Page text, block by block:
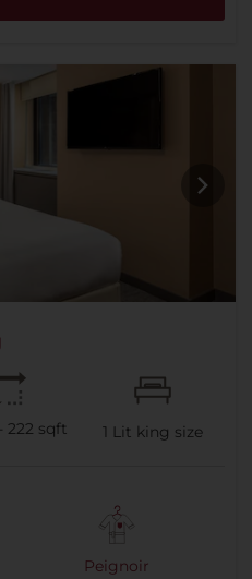
222 sqft 1 Lit king size
Peignoir